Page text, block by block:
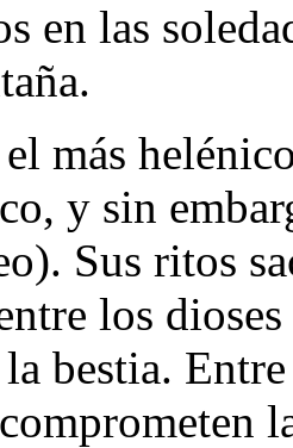
en las
más
y sin
Sus ritos
los
bestia.